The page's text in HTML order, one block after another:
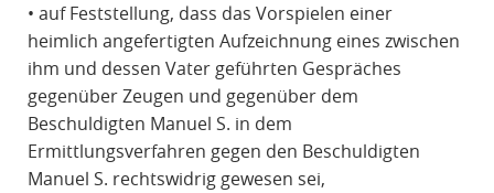
• auf Feststellung, dass das Vorspielen einer
heimlich angefertigten Aufzeichnung eines zwischen
ihm und dessen Vater geführten Gespräches
gegenüber Zeugen und gegenüber dem
Beschuldigten Manuel S. in dem
Ermittlungsverfahren gegen den Beschuldigten
Manuel S. rechtswidrig gewesen sei,